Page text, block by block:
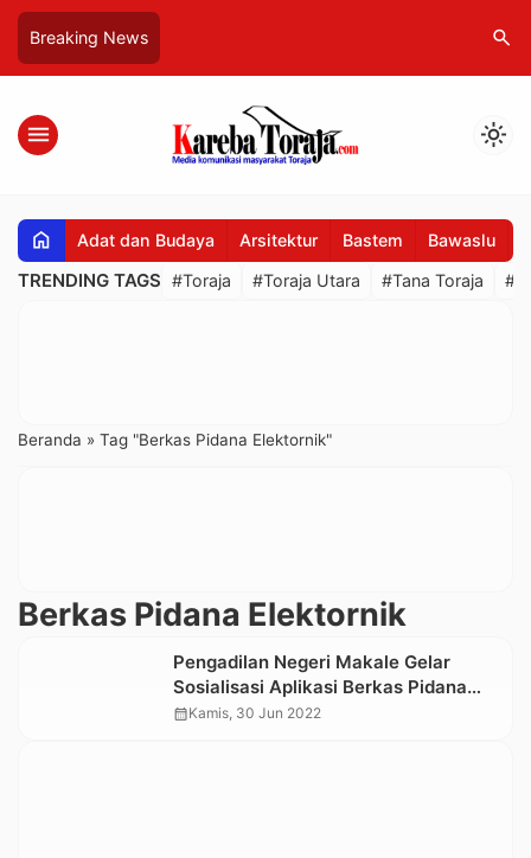
Breaking News search
menu light_mode
home Adat dan Budaya Arsitektur Bastem Bawaslu
TRENDING TAGS #Toraja #Toraja Utara #Tana Toraja
Beranda » Tag "Berkas Pidana Elektornik"
Berkas Pidana Elektornik
Pengadilan Negeri Makale Gelar
Sosialisasi Aplikasi Berkas Pidana
Elektronik, e- BERPADU
calendar_monthKamis, 30 Jun 2022